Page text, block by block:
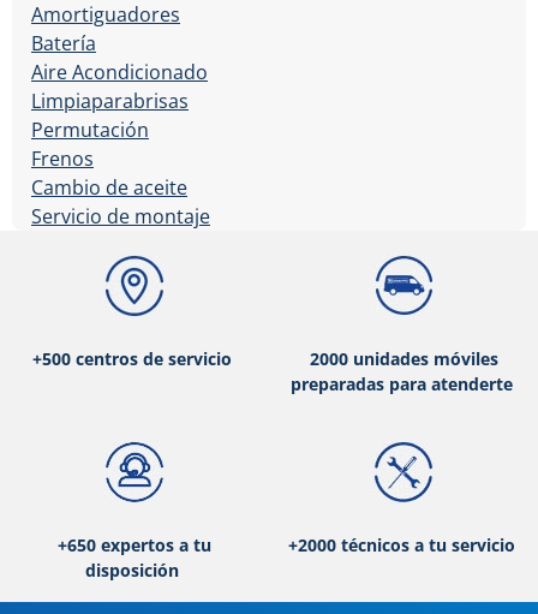
Amortiguadores
Batería
Aire Acondicionado
Limpiaparabrisas
Permutación
Frenos
Cambio de aceite
Servicio de montaje
+500 centros de servicio
2000 unidades móviles
preparadas para atenderte
+650 expertos a tu
disposición
+2000 técnicos a tu servicio